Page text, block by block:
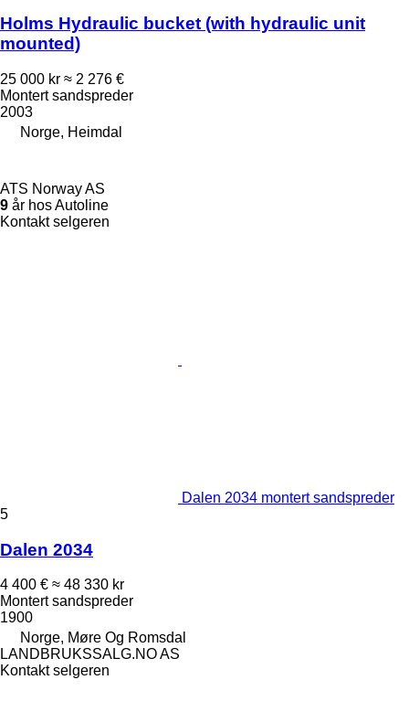
Holms Hydraulic bucket (with hydraulic unit
mounted)
25 000 kr ≈ 2 276 €
Montert sandspreder
2003
Norge, Heimdal
ATS Norway AS
9 år hos Autoline
Kontakt selgeren
Dalen 2034 montert sandspreder
5
Dalen 2034
4 400 € ≈ 48 330 kr
Montert sandspreder
1900
Norge, Møre Og Romsdal
LANDBRUKSSALG.NO AS
Kontakt selgeren